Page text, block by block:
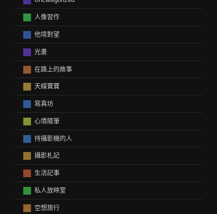
人像習作
他境對望
光畫
在路上的故事
天線寶寶
寫真坊
心情隨筆
持攝影機的人
攝影札記
生活記事
私人放映室
空想旅行